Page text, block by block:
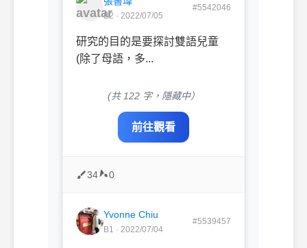
B2 · 2022/07/05
#5542046
研究的目的是要探討雙語兒童
(除了母語，多...
(共 122 字，隱藏中）
前往觀看
34 0
Yvonne Chiu
B1 · 2022/07/04
#5539457